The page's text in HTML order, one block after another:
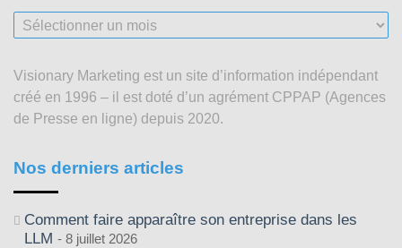
Nos
articles
2003
Visionary Marketing est un site d’information indépendant
créé en 1996 – il est doté d’un agrément CPPAP (Agences
de Presse en ligne) depuis 2020.
Nos derniers articles
Comment faire apparaître son entreprise dans les
LLM
8 juillet 2026